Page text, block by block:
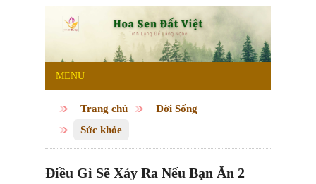
MENU
Trang chủ
Đời Sống
Sức khỏe
Điều Gì Sẽ Xảy Ra Nếu Bạn Ăn 2